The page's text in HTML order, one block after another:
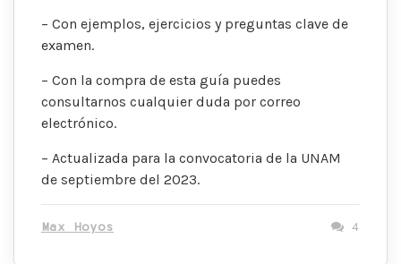
– Con ejemplos, ejercicios y preguntas clave de
examen.
– Con la compra de esta guía puedes
consultarnos cualquier duda por correo
electrónico.
– Actualizada para la convocatoria de la UNAM
de septiembre del 2023.
Max Hoyos 4